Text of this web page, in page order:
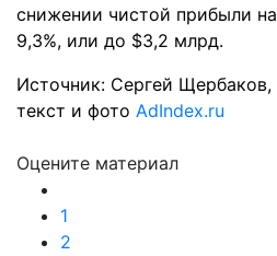
снижении чистой прибыли на
9,3%, или до $3,2 млрд.
Источник: Сергей Щербаков,
текст и фото AdIndex.ru
Оцените материал
1
2